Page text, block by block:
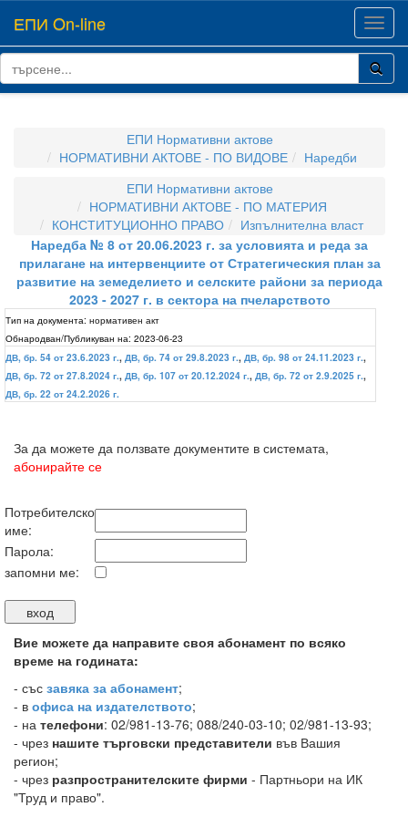
ЕПИ On-line
ЕПИ Нормативни актове
НОРМАТИВНИ АКТОВЕ - ПО ВИДОВЕ
Наредби
ЕПИ Нормативни актове
НОРМАТИВНИ АКТОВЕ - ПО МАТЕРИЯ
КОНСТИТУЦИОННО ПРАВО
Изпълнителна власт
Наредба № 8 от 20.06.2023 г. за условията и реда за
прилагане на интервенциите от Стратегическия план за
развитие на земеделието и селските райони за периода
2023 - 2027 г. в сектора на пчеларството
Тип на документа: нормативен акт
Обнародван/Публикуван на: 2023-06-23
ДВ, бр. 54 от 23.6.2023 г., ДВ, бр. 74 от 29.8.2023 г., ДВ, бр. 98 от 24.11.2023 г.,
ДВ, бр. 72 от 27.8.2024 г., ДВ, бр. 107 от 20.12.2024 г., ДВ, бр. 72 от 2.9.2025 г.,
ДВ, бр. 22 от 24.2.2026 г.
За да можете да ползвате документите в системата,
абонирайте се
Потребителско
име:
Парола:
запомни ме:
Вие можете да направите своя абонамент по всяко
време на годината:
- със завяка за абонамент;
- в офиса на издателството;
- на телефони: 02/981-13-76; 088/240-03-10; 02/981-13-93;
- чрез нашите търговски представители във Вашия
регион;
- чрез разпространителските фирми - Партньори на ИК
"Труд и право".